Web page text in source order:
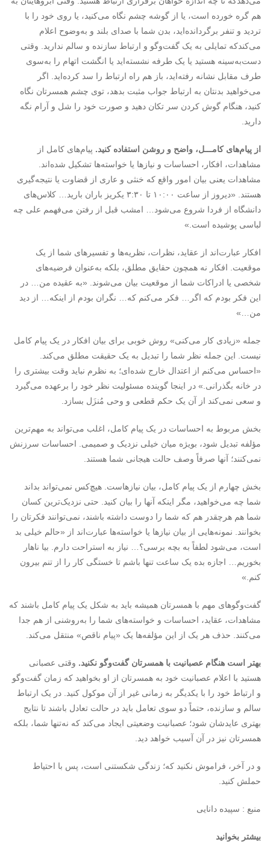
هم گره ‌خورده است، یا از گوشه چشم نگاه می‌کنید، یا روی خود را با
تردید و تنفر برگردانده‌اید، بدن شما با صدای بلند و به‌وضوح اعلام
می‌کندکه تمایلی به یک گفت‌وگو و ارتباط سازنده و سالم ندارید. وقتی
دست‌به‌سینه هستید یا یک‌ طرفه نشسته‌اید یا انگشت اتهام را به‌سوی
طرف مقابل نشانه رفته‌اید، باز هم راه ارتباط را سد کرده‌اید. اگر
می‌خواهید بدنتان به ارتباط جواب مثبت بدهد، توی چشم همسرتان نگاه
کنید، هنگام گوش کردن سر تکان دهید و صورت خود را شل و آرام نگه‌
دارید.
از پیامهای کامـــل، واضح و روشن استفاده کنید. پیام‌های کامل از
مشاهدات، افکار، احساسات و نیازها یا خواسته‌ها تشکیل ‌شده‌اند.
مشاهدات یعنی بیان امور واقع که خنثی و عاری از قضاوت یا نتیجه‌گیری
هستند. «دیروز از ساعت ۱۰:۰۰ تا ۳:۳۰ یکریز باران بارید… کلاس‌های
دانشگاه از فردا شروع می‌شود… امشب قبل از رفتن می‌فهمم علی چه
لباسی پوشیده است.»
افکار عبارت‌اند از عقاید، نظرات، نظریه‌ها و تفسیرهای شما از یک
موقعیت. افکار نه همچون حقایق مطلق، بلکه به‌‌عنوان فرضیه‌های
شخصی یا ادراکات شما از موقعیت بیان می‌شوند. «به عقیده من… در
این فکر بودم که اگر… فکر می‌کنم که… نگران بودم از اینکه… از دید
من…»
جمله «زیادی کار می‌کنی» روش خوبی برای بیان افکار در یک پیام کامل
نیست. این جمله نظر شما را تبدیل به یک حقیقت مطلق می‌کند.
«احساس می‌کنم از اعتدال خارج‌ شده‌ای؛ به نظرم نباید وقت بیشتری را
در خانه بگذرانی.» در اینجا گوینده مسئولیت نظر خود را برعهده می‌گیرد
و سعی نمی‌کند از آن یک حکم قطعی و وحی مُنزَل بسازد.
بخش مربوط به احساسات در یک پیام کامل، اغلب می‌تواند به مهم‌ترین
مؤلفه تبدیل شود، بویژه میان خیلی نزدیک و صمیمی. احساسات سرزنش
نمی‌کنند؛ آنها صرفاً وصف حالت هیجانی شما هستند.
بخش چهارم از یک پیام کامل، بیان نیازهاست. هیچ‌کس نمی‌تواند بداند
شما چه می‌خواهید، مگر اینکه آنها را بیان کنید. حتی نزدیک‌ترین کسان
شما هم هرچقدر هم که شما را دوست داشته باشند، نمی‌توانند فکرتان را
بخوانند. نمونه‌هایی از بیان نیازها یا خواسته‌ها عبارت‌اند از «حالم خیلی بد
است، می‌شود لطفاً به بچه برسی؟… نیاز به استراحت دارم. بیا ناهار
بخوریم… اجازه بده یک ساعت تنها باشم تا خستگی کار را از تنم بیرون
کنم.»
گفت‌وگوهای مهم با همسرتان همیشه باید به شکل یک پیام کامل باشند که
مشاهدات، عقاید، احساسات و خواسته‌های شما را به‌روشنی از هم جدا
می‌کنند. حذف هر یک از این مؤلفه‌ها یک «پیام ناقص» منتقل می‌کند.
بهتر است هنگام عصبانیت با همسرتان گفتوگو نکنید. وقتی عصبانی
هستید با اعلام عصبانیت خود به همسرتان از او بخواهید که زمان گفت‌وگو
و ارتباط خود را با یکدیگر به زمانی غیر از آن موکول کنید. در یک ارتباط
سالم و سازنده، حتماً دو سوی تعامل باید در حالت تعادل باشند تا نتایج
بهتری عایدشان شود؛ عصبانیت وضعیتی ایجاد می‌کند که نه‌تنها شما، بلکه
همسرتان نیز در آن آسیب خواهد دید.
و در آخر، فراموش نکنید که؛ زندگی شکستنی است، پس با احتیاط
حملش کنید.
منبع : سپیده دانایی
بیشتر بخوانید